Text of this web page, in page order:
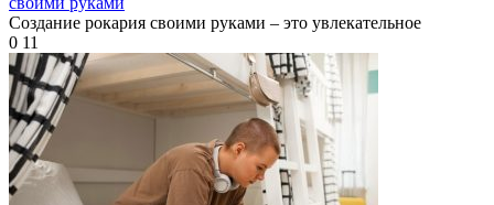
Создание рокария своими руками – это увлекательное
0 11